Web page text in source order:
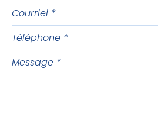
nom
Courriel
Téléphone
Message